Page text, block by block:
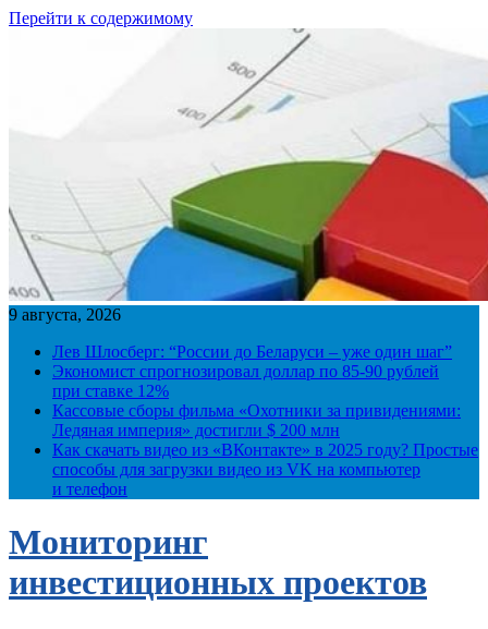
Перейти к содержимому
9 августа, 2026
Лев Шлосберг: “России до Беларуси – уже один шаг”
Экономист спрогнозировал доллар по 85-90 рублей
при ставке 12%
Кассовые сборы фильма «Охотники за привидениями:
Ледяная империя» достигли $ 200 млн
Как скачать видео из «ВКонтакте» в 2025 году? Простые
способы для загрузки видео из VK на компьютер
и телефон
Мониторинг
инвестиционных проектов